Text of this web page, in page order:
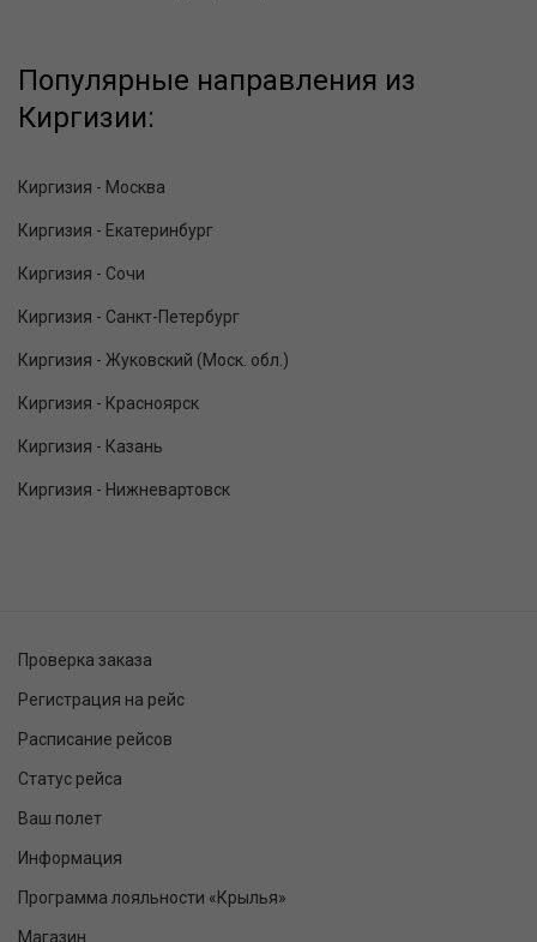
Популярные направления из
Киргизии:
Киргизия - Москва
Киргизия - Екатеринбург
Киргизия - Сочи
Киргизия - Санкт-Петербург
Киргизия - Жуковский (Моск. обл.)
Киргизия - Красноярск
Киргизия - Казань
Киргизия - Нижневартовск
Проверка заказа
Регистрация на рейс
Расписание рейсов
Статус рейса
Ваш полет
Информация
Программа лояльности «Крылья»
Магазин